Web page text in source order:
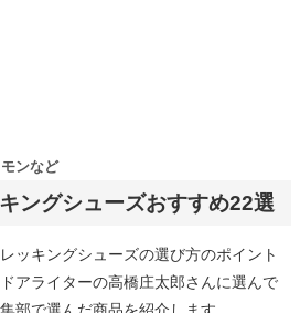
ングシューズおすすめ22選
ンなど
ッキングシューズの選び方のポイント
アライターの高橋庄太郎さんに選んで